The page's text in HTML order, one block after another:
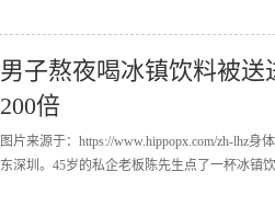
男子熬夜喝冰镇饮料被
200倍
图片来源于：https://www.hippopx.com/zh-lhz
东深圳。45岁的私企老板陈先生点了一杯冰镇